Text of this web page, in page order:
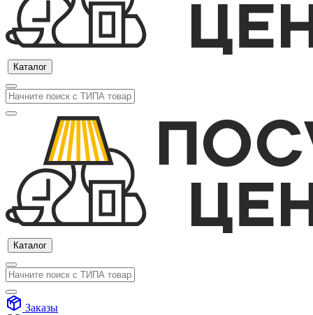
Каталог
Каталог
Заказы